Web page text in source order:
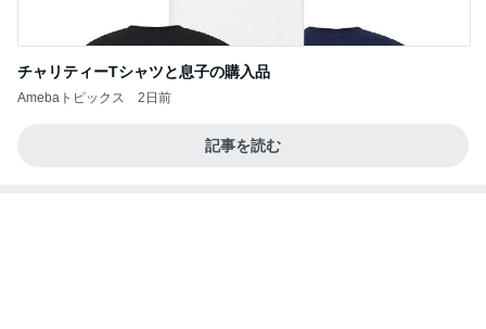
チャリティーTシャツと息子の購入品
Amebaトピックス 2日前
記事を読む